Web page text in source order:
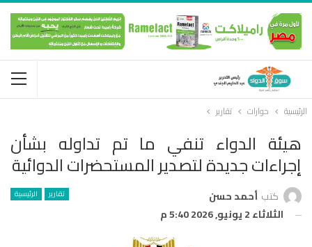
الرئيسية حوارات تقارير
هيئة الدواء تنفي ما تم تداوله بشأن
إجراءات جديدة لتصدير المستحضرات الدوائية
تقارير الرئيسية كتب أحمد حسن
الثلاثاء 2 يونيو, 2026 5:40 م